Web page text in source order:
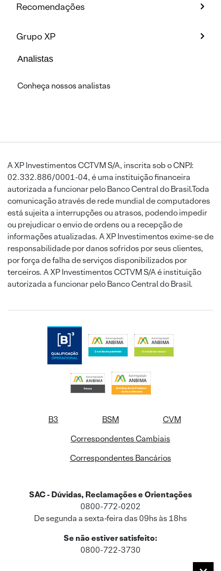
Recomendações
Grupo XP
Analistas
Conheça nossos analistas
A XP Investimentos CCTVM S/A, inscrita sob o CNPJ:
02.332.886/0001-04, é uma instituição financeira
autorizada a funcionar pelo Banco Central do Brasil.Toda
comunicação através de rede mundial de computadores
está sujeita a interrupções ou atrasos, podendo impedir
ou prejudicar o envio de ordens ou a recepção de
informações atualizadas. A XP Investimentos exime-se de
responsabilidade por danos sofridos por seus clientes,
por força de falha de serviços disponibilizados por
terceiros. A XP Investimentos CCTVM S/A é instituição
autorizada a funcionar pelo Banco Central do Brasil.
B3 BSM
CVM
Correspondentes Cambiais
Correspondentes Bancários
SAC - Dúvidas, Reclamações e Orientações
0800-772-0202
De segunda a sexta-feira das 09hs às 18hs
Se não estiver satisfeito:
0800-722-3730